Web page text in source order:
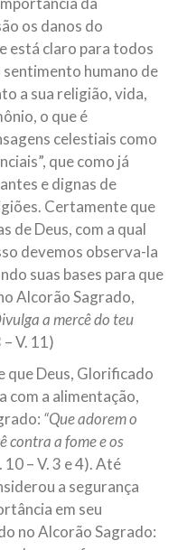
os danos do
está claro para todos
sentimento humano de
a sua religião, vida,
o que é
celestiais como
que como já
e dignas de
Certamente que
de Deus, com a qual
devemos observa-la
suas bases para que
Alcorão Sagrado,
a mercê do teu
– V. 11)
que Deus, Glorificado
com a alimentação,
“Que adorem o
contra a fome e os
10 – V. 3 e 4). Até
a segurança
em seu
no Alcorão Sagrado: